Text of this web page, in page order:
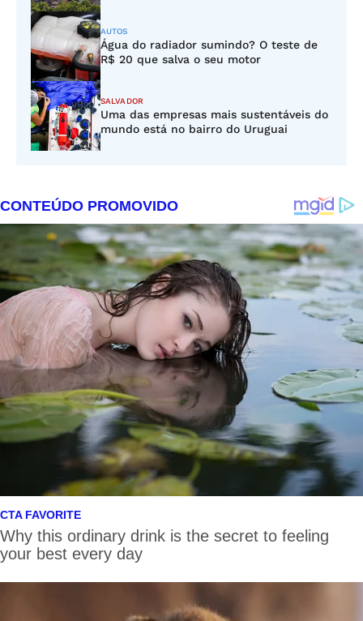
AUTOS
Água do radiador sumindo? O teste de
R$ 20 que salva o seu motor
SALVADOR
Uma das empresas mais sustentáveis do
mundo está no bairro do Uruguai